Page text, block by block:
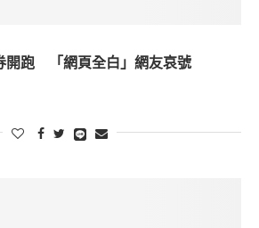
開跑 「網頁全白」網友哀號